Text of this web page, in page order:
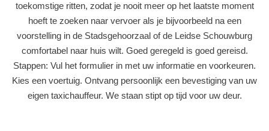
toekomstige ritten, zodat je nooit meer op het laatste moment
hoeft te zoeken naar vervoer als je bijvoorbeeld na een
voorstelling in de Stadsgehoorzaal of de Leidse Schouwburg
comfortabel naar huis wilt. Goed geregeld is goed gereisd.
Stappen: Vul het formulier in met uw informatie en voorkeuren.
Kies een voertuig. Ontvang persoonlijk een bevestiging van uw
eigen taxichauffeur. We staan stipt op tijd voor uw deur.